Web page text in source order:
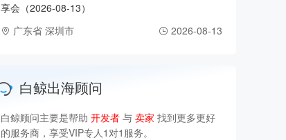
享会（2026-08-13）
广东省 深圳市
2026-08-13
白鲸出海顾问
白鲸顾问主要是帮助 开发者 与 卖家 找到更多更好
的服务商，享受VIP专人1对1服务。